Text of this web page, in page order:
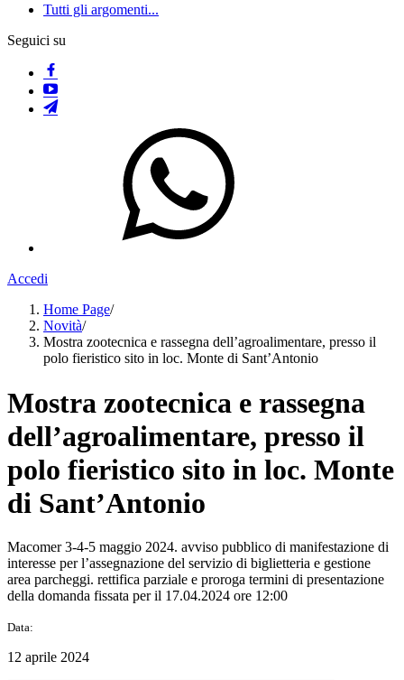
Tutti gli argomenti...
Seguici su
Accedi
Home Page/
Novità/
Mostra zootecnica e rassegna dell’agroalimentare, presso il
polo fieristico sito in loc. Monte di Sant’Antonio
Mostra zootecnica e rassegna
dell’agroalimentare, presso il
polo fieristico sito in loc. Monte
di Sant’Antonio
Macomer 3-4-5 maggio 2024. avviso pubblico di manifestazione di
interesse per l’assegnazione del servizio di biglietteria e gestione
area parcheggi. rettifica parziale e proroga termini di presentazione
della domanda fissata per il 17.04.2024 ore 12:00
Data:
12 aprile 2024